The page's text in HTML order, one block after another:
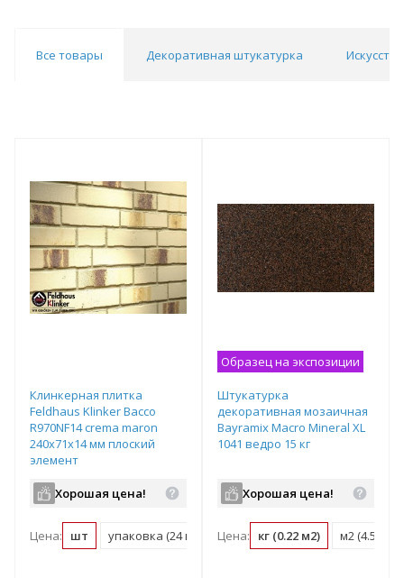
Все товары Декоративная штукатурка
Клинкерная плитка
Feldhaus Klinker Bacco
R970NF14 crema maron
240х71х14 мм плоский
элемент
Хорошая цена!
Цена: шт упаковка (24 шт) м2 (48 шт) паллет (2160 шт)
Образец на экспозиции
Штукатурка
декоративная мозаичная
Bayramix Macro Mineral XL
1041 ведро 15 кг
Хорошая цена!
Цена: кг (0.22 м2) м2 (4.5 кг)